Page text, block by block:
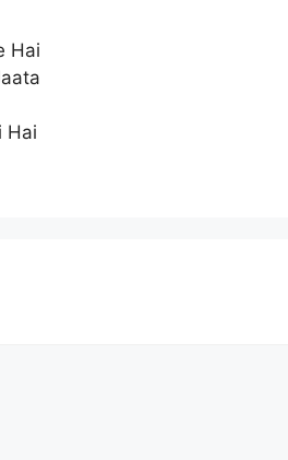
Hai
Hai